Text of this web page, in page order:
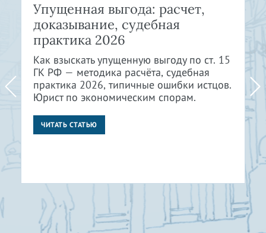
Упущенная выгода: расчет,
доказывание, судебная
практика 2026
Как взыскать упущенную выгоду по ст. 15
ГК РФ — методика расчёта, судебная
практика 2026, типичные ошибки истцов.
Юрист по экономическим спорам.
ЧИТАТЬ СТАТЬЮ